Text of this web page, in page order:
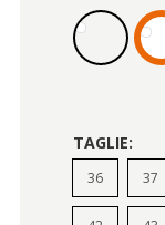
TAGLIE:
36 37